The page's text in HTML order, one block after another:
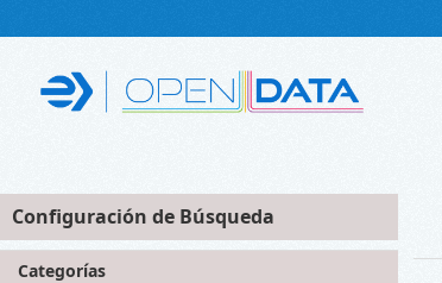
Configuración de Búsqueda
Categorías